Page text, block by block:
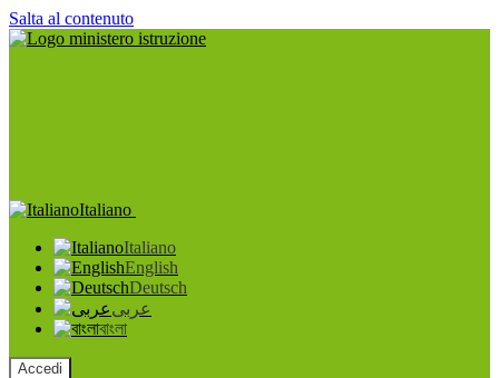
Salta al contenuto
Italiano
Italiano
English
Deutsch
عربى
বাংলা
Accedi